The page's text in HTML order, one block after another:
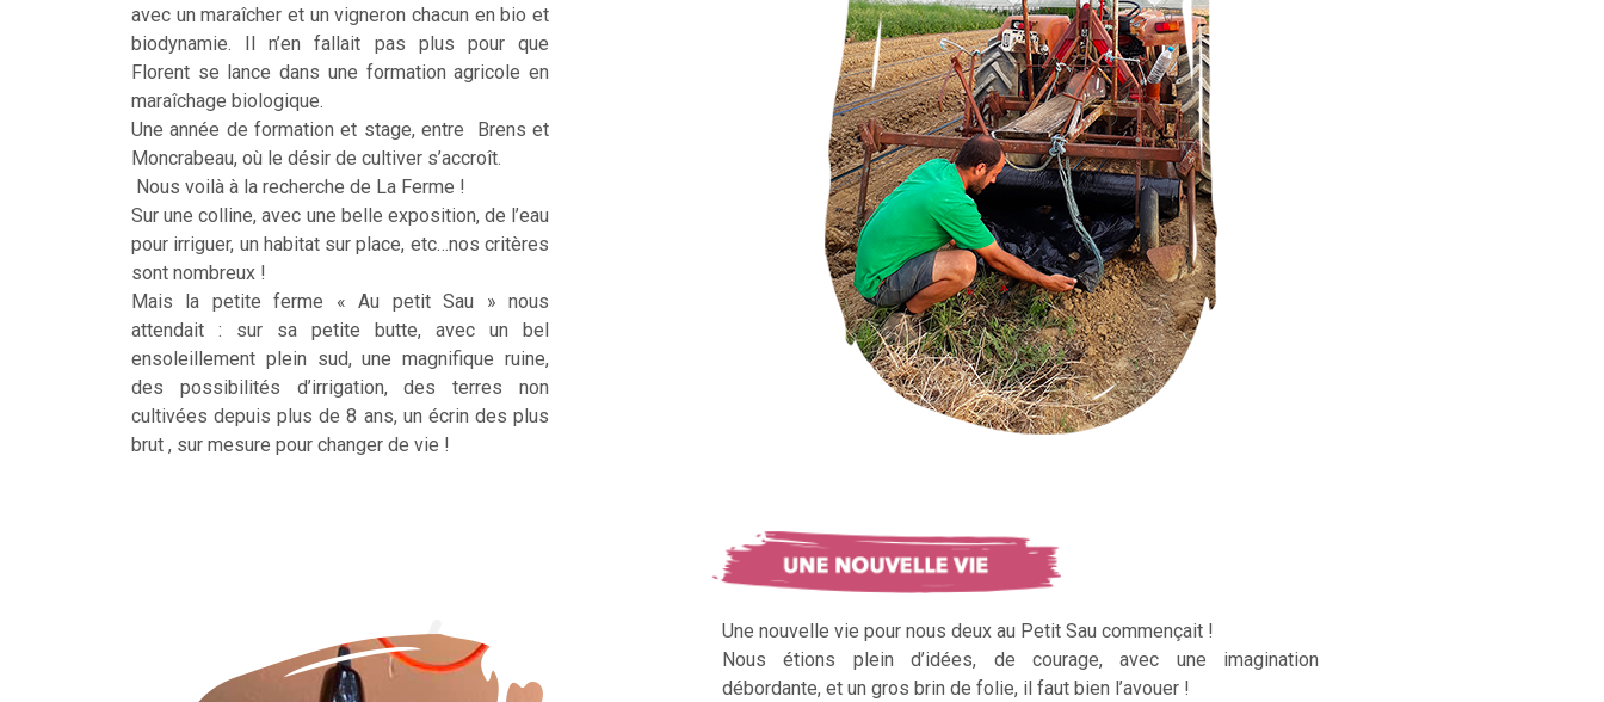
avec un maraîcher et un vigneron chacun en bio et
biodynamie. Il n’en fallait pas plus pour que
Florent se lance dans une formation agricole en
maraîchage biologique.
Une année de formation et stage, entre Brens et
Moncrabeau, où le désir de cultiver s’accroît.
Nous voilà à la recherche de La Ferme !
Sur une colline, avec une belle exposition, de l’eau
pour irriguer, un habitat sur place, etc…nos critères
sont nombreux !
Mais la petite ferme « Au petit Sau » nous
attendait : sur sa petite butte, avec un bel
ensoleillement plein sud, une magnifique ruine,
des possibilités d’irrigation, des terres non
cultivées depuis plus de 8 ans, un écrin des plus
brut , sur mesure pour changer de vie !
Une nouvelle vie pour nous deux au Petit Sau commençait !
Nous étions plein d’idées, de courage, avec une imagination
débordante, et un gros brin de folie, il faut bien l’avouer !